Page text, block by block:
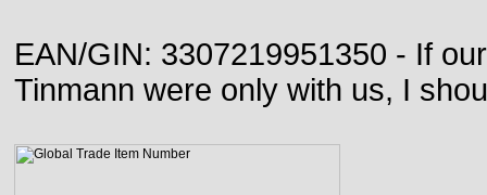
EAN/GIN: 3307219951350 - If
Tinmann were only with us, I